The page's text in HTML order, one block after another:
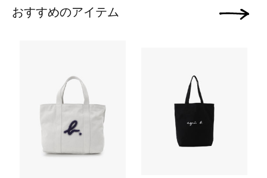
おすすめのアイテム 次の画像